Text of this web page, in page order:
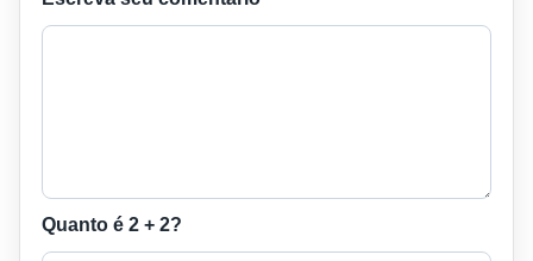
Quanto é 2 + 2?